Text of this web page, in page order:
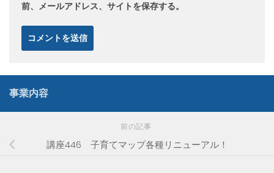
前、メールアドレス、サイトを保存する。
事業内容
前の記事
講座446 子育てマップ各種リニューアル！